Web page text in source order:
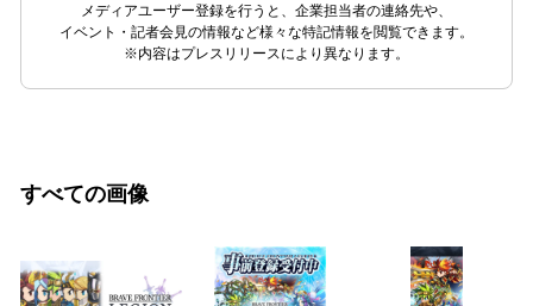
メディアユーザー登録を行うと、企業担当者の連絡先や、
イベント・記者会見の情報など様々な特記情報を閲覧できます。
※内容はプレスリリースにより異なります。
すべての画像